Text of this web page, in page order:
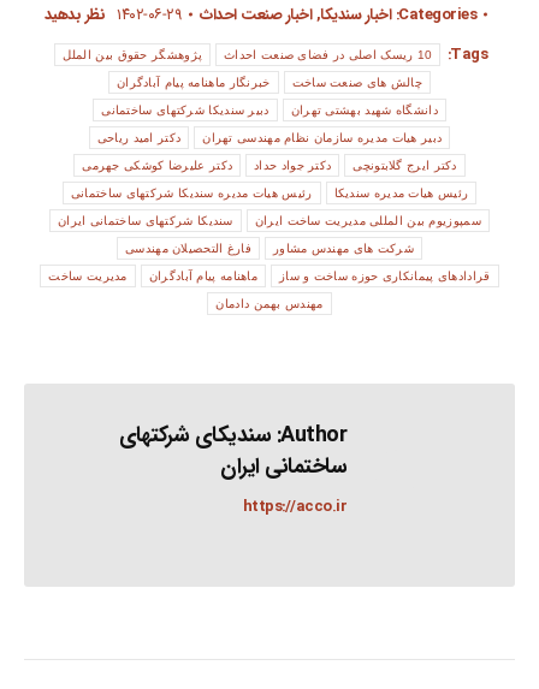
Categories: اخبار سندیکا,اخبار صنعت احداث ۱۴۰۲-۰۶-۲۹ نظر بدهید
Tags:
10 ریسک اصلی در فضای صنعت احداث پژوهشگر حقوق بین­ الملل
چالش های صنعت ساخت خبرنگار ماهنامه پیام آبادگران
دانشگاه شهید بهشتی تهران دبیر سندیکا شرکتهای ساختمانی
دبیر هیات مدیره سازمان نظام مهندسی تهران دکتر امید ریاحی
دکتر ایرج گلابتونچی دکتر جواد حداد دکتر علیرضا کوشکی جهرمی
رئیس هیات مدیره سندیکا رئیس هیات مدیره سندیکا شرکتهای ساختمانی
سمپوزیوم بین ­المللی مدیریت ساخت ایران سندیکا شرکتهای ساختمانی ایران
شرکت های مهندس مشاور فارغ ­التحصیلان مهندسی
قرادادهای پیمانکاری حوزه ساخت و ساز ماهنامه پیام آبادگران مدیریت ساخت
مهندس بهمن دادمان
Author: سندیکای شرکتهای
ساختمانی ایران
https://acco.ir